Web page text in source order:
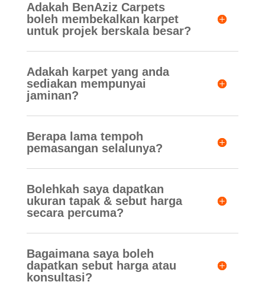
Adakah BenAziz Carpets
boleh membekalkan karpet
untuk projek berskala besar?
Adakah karpet yang anda
sediakan mempunyai
jaminan?
Berapa lama tempoh
pemasangan selalunya?
Bolehkah saya dapatkan
ukuran tapak & sebut harga
secara percuma?
Bagaimana saya boleh
dapatkan sebut harga atau
konsultasi?